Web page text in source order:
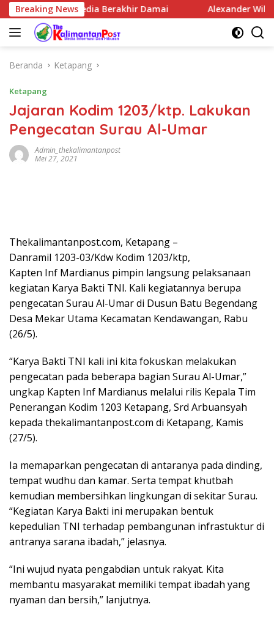
Langsung
ke
konten
Breaking News
Media Berakhir Damai Alexander Wilyo
Beranda Ketapang
Ketapang
Jajaran Kodim 1203/ktp. Lakukan
Pengecatan Surau Al-Umar
Admin_thekalimantanpost
Mei 27, 2021
Thekalimantanpost.com, Ketapang –
Danramil 1203-03/Kdw Kodim 1203/ktp,
Kapten Inf Mardianus pimpin langsung pelaksanaan
kegiatan Karya Bakti TNI. Kali kegiatannya berupa
pengecatan Surau Al-Umar di Dusun Batu Begendang
Desa Mekar Utama Kecamatan Kendawangan, Rabu
(26/5).
“Karya Bakti TNI kali ini kita fokuskan melakukan
pengecatan pada beberapa bagian Surau Al-Umar,”
ungkap Kapten Inf Mardianus melalui rilis Kepala Tim
Penerangan Kodim 1203 Ketapang, Srd Arbuansyah
kepada thekalimantanpost.com di Ketapang, Kamis
(27/5).
Ia memaparkan pengecatan di antaranya pada dinding,
tempat wudhu dan kamar. Serta tempat khutbah
kemudian membersihkan lingkungan di sekitar Surau.
“Kegiatan Karya Bakti ini merupakan bentuk
kepedulian TNI terhadap pembangunan infrastuktur di
antranya sarana ibadah,” jelasnya.
“Ini wujud nyata pengabdian untuk rakyat. Kita
membantu masyarakat memiliki tempat ibadah yang
nyaman dan bersih,” lanjutnya.